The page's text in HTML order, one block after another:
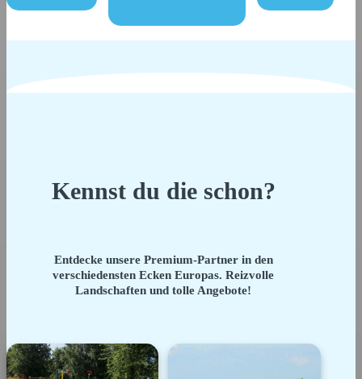
Kennst du die schon?
Entdecke unsere Premium-Partner in den
verschiedensten Ecken Europas. Reizvolle
Landschaften und tolle Angebote!